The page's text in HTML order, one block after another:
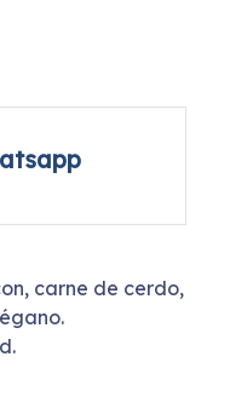
carne de cerdo,